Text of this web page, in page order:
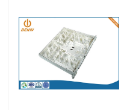
Parti di giro di CNC
Parti di fresatura di CNC